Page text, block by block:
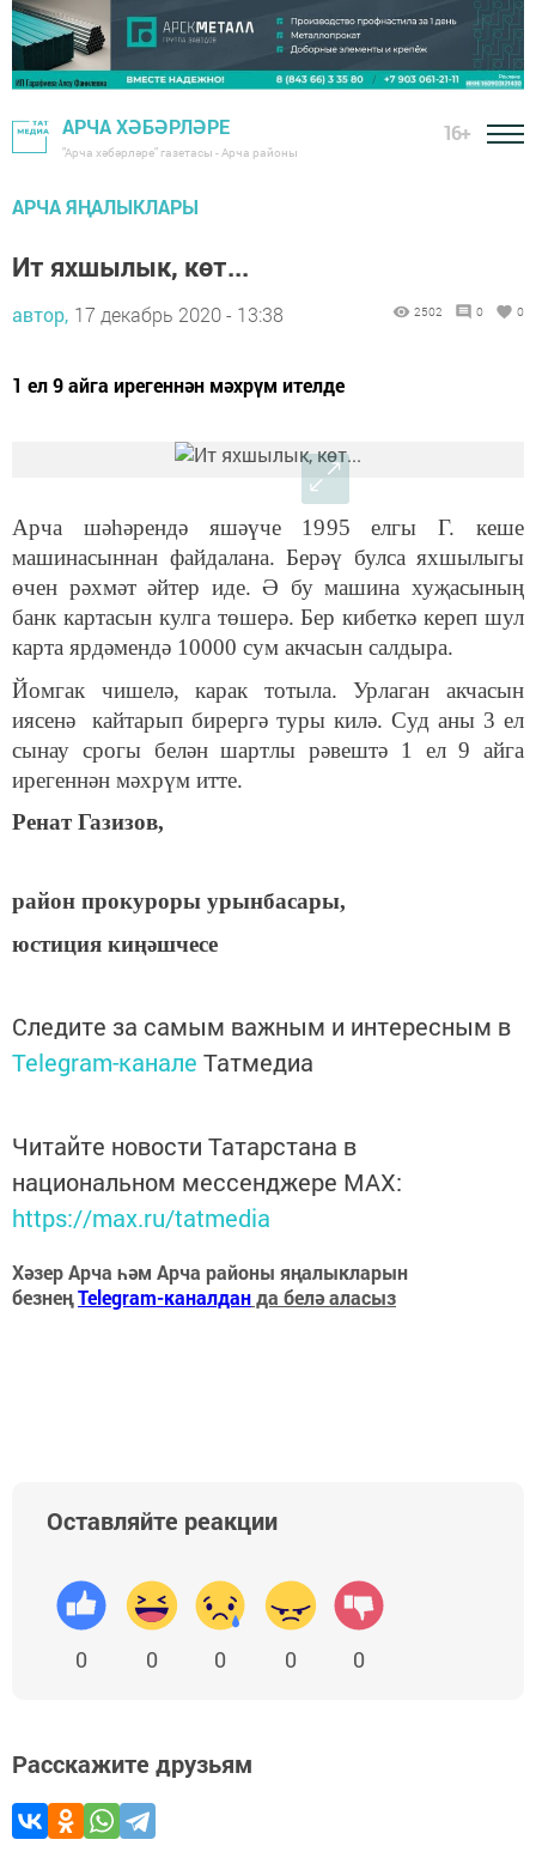
АРЧА ХӘБӘРЛӘРЕ
"Арча хәбәрләре" газетасы - Арча районы
16+
АРЧА ЯҢАЛЫКЛАРЫ
Ит яхшылык, көт...
автор, 17 декабрь 2020 - 13:38 2502 0 0
1 ел 9 айга ирегеннән мәхрүм ителде
Арча шәһәрендә яшәүче 1995 елгы Г. кеше
машинасыннан файдалана. Берәү булса яхшылыгы
өчен рәхмәт әйтер иде. Ә бу машина хуҗасының
банк картасын кулга төшерә. Бер кибеткә кереп шул
карта ярдәмендә 10000 сум акчасын салдыра.
Йомгак чишелә, карак тотыла. Урлаган акчасын
иясенә кайтарып бирергә туры килә. Суд аны 3 ел
сынау срогы белән шартлы рәвештә 1 ел 9 айга
ирегеннән мәхрүм итте.
Ренат Газизов,
район прокуроры урынбасары,
юстиция киңәшчесе
Следите за самым важным и интересным в
Telegram-канале Татмедиа
Читайте новости Татарстана в
национальном мессенджере MАХ:
https://max.ru/tatmedia
Хәзер Арча һәм Арча районы яңалыкларын
безнеңTelegram-каналданда белә аласыз
Оставляйте реакции
0 0 0 0 0
Расскажите друзьям